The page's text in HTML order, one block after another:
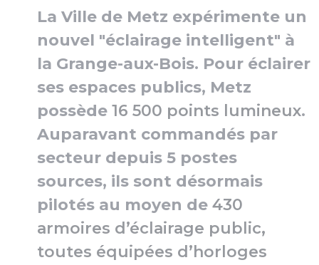
La Ville de Metz expérimente un
nouvel "éclairage intelligent" à
la Grange-aux-Bois. Pour éclairer
ses espaces publics, Metz
possède 16 500 points lumineux.
Auparavant commandés par
secteur depuis 5 postes
sources, ils sont désormais
pilotés au moyen de 430
armoires d’éclairage public,
toutes équipées d’horloges